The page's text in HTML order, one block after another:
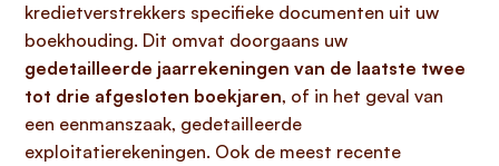
kredietverstrekkers specifieke documenten uit uw
boekhouding. Dit omvat doorgaans uw
gedetailleerde jaarrekeningen van de laatste twee
tot drie afgesloten boekjaren, of in het geval van
een eenmanszaak, gedetailleerde
exploitatierekeningen. Ook de meest recente